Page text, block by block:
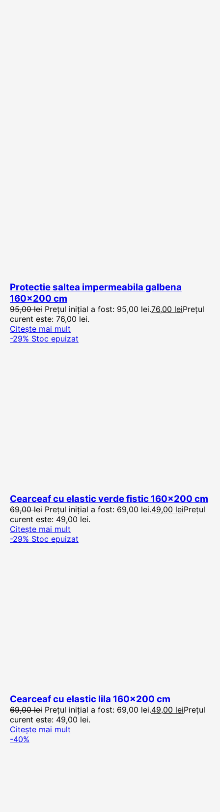
Protectie saltea impermeabila galbena
160×200 cm
95,00lei Prețul inițial a fost: 95,00 lei.76,00 leiPrețul
curent este: 76,00 lei.
Citește mai mult
-29% Stoc epuizat
Cearceaf cu elastic verde fistic 160×200 cm
69,00lei Prețul inițial a fost: 69,00 lei.49,00 leiPrețul
curent este: 49,00 lei.
Citește mai mult
-29% Stoc epuizat
Cearceaf cu elastic lila 160×200 cm
69,00lei Prețul inițial a fost: 69,00 lei.49,00 leiPrețul
curent este: 49,00 lei.
Citește mai mult
-40%